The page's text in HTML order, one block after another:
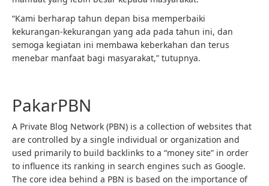
“Kami berharap tahun depan bisa memperbaiki
kekurangan-kekurangan yang ada pada tahun ini, dan
semoga kegiatan ini membawa keberkahan dan terus
menebar manfaat bagi masyarakat,” tutupnya.
PakarPBN
A Private Blog Network (PBN) is a collection of websites that
are controlled by a single individual or organization and
used primarily to build backlinks to a “money site” in order
to influence its ranking in search engines such as Google.
The core idea behind a PBN is based on the importance of